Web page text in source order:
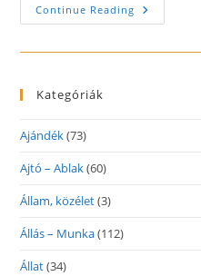
Continue Reading X-
Factor
Kategóriák
Ajándék(73)
Ajtó – Ablak(60)
Állam, közélet(3)
Állás – Munka(112)
Állat(34)